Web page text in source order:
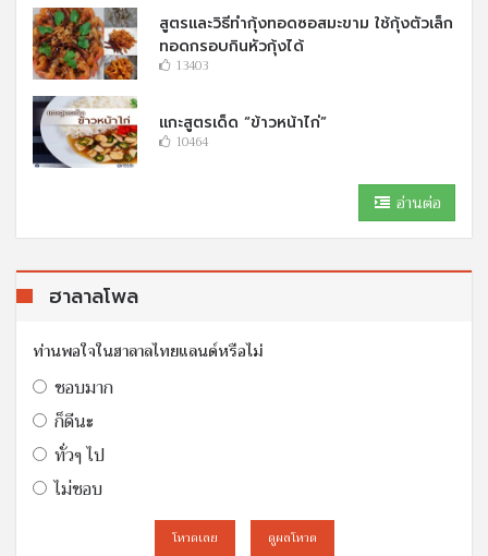
สูตรและวิธีทำกุ้งทอดซอสมะขาม ใช้กุ้งตัวเล็ก
ทอดกรอบกินหัวกุ้งได้
13403
แกะสูตรเด็ด “ข้าวหน้าไก่”
10464
อ่านต่อ
ฮาลาลโพล
ท่านพอใจในฮาลาลไทยแลนด์หรือไม่
ชอบมาก
ก็ดีนะ
ทั่วๆ ไป
ไม่ชอบ
โหวดเลย ดูผลโหวต